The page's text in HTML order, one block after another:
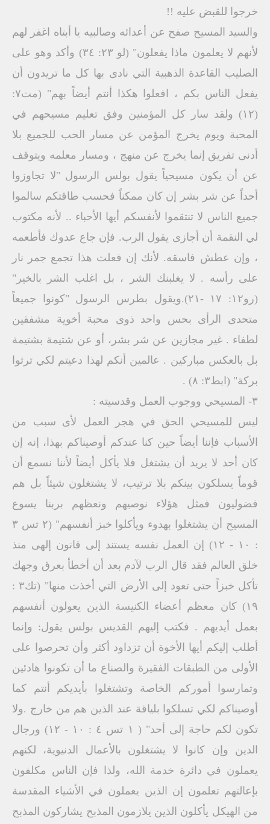
خرجوا للقبض عليه !!
والسيد المسيح صفح عن أعدائه وصالبيه يا أبتاه اغفر لهم
لأنهم لا يعلمون ماذا يفعلون" (لو ۲۳: ٣٤) وأكد وهو على
الصليب القاعدة الذهبية التي نادى بها كل ما تريدون أن
يفعل الناس بكم ، افعلوا هكذا أنتم أيضاً بهم" (مت۷:
(۱۲) ولقد سار كل المؤمنين وفق تعليم مسيحهم في
المحبة ويوم يخرج المؤمن عن مسار الحب للجميع بلا
أدنى تفريق إنما يخرج عن منهج ، ومسار معلمه ويتوقف
عن أن يكون مسيحياً يقول بولس الرسول "لا تجاوزوا
أحداً عن شر بشر إن كان ممكناً فحسب طاقتكم سالموا
جميع الناس لا تنتقموا لأنفسكم أيها الأحباء .. لأنه مكتوب
لي النقمة أن أجازى يقول الرب. فإن جاع عدوك فأطعمه
، وإن عطش فاسقه. لأنك إن فعلت هذا تجمع جمر نار
على رأسه . لا يغلبنك الشر ، بل اغلب الشر بالخير"
(رو١٢: ١٧ -٢١).ويقول بطرس الرسول "كونوا جميعاً
متحدى الرأى بحس واحد ذوى محبة أخوية مشفقين
لطفاء . غير مجازين عن شر بشر، أو عن شتيمة بشتيمة
بل بالعكس مباركين . عالمين أنكم لهذا دعيتم لكي ترثوا
بركة" (ابط۳: ۸) .
٣- المسيحي ووجوب العمل وقدسيته :
ليس للمسيحي الحق في هجر العمل لأى سبب من
الأسباب فإننا أيضاً حين كنا عندكم أوصيناكم بهذا، إنه إن
كان أحد لا يريد أن يشتغل فلا يأكل أيضاً لأننا نسمع أن
قوماً يسلكون بينكم بلا ترتيب، لا يشتغلون شيئاً بل هم
فضوليون فمثل هؤلاء نوصيهم ونعظهم بربنا يسوع
المسيح أن يشتغلوا بهدوء ويأكلوا خبز أنفسهم" (۲ تس ۳
: ۱۰ - ۱۲) إن العمل نفسه يستند إلى قانون إلهى منذ
خلق العالم فقد قال الرب لآدم بعد أن أخطأ بعرق وجهك
تأكل خبزاً حتى تعود إلى الأرض التي أخذت منها" (تك٣ :
۱۹) كان معظم أعضاء الكنيسة الذين يعولون أنفسهم
بعمل أيديهم . فكتب إليهم القديس بولس يقول: وإنما
أطلب إليكم أيها الأخوة أن تزداود أكثر وأن تحرصوا على
الأولى من الطبقات الفقيرة والصناع ما أن تكونوا هادئين
وتمارسوا أموركم الخاصة وتشتغلوا بأيديكم أنتم كما
أوصيناكم لكي تسلكوا بلياقة عند الذين هم من خارج .ولا
تكون لكم حاجة إلى أحد" ( ١ تس ٤ : ١٠ - ١٢) ورجال
الدين وإن كانوا لا يشتغلون بالأعمال الدنيوية، لكنهم
يعملون في دائرة خدمة الله، ولذا فإن الناس مكلفون
بإعالتهم تعلمون إن الذين يعملون في الأشياء المقدسة
من الهيكل يأكلون الذين يلازمون المذبح يشاركون المذبح